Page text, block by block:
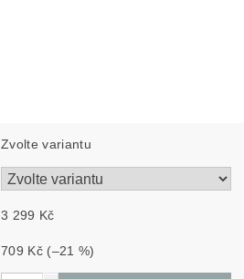
Zvolte variantu
3 299 Kč
709 Kč (–21 %)